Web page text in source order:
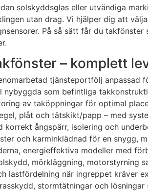
solskyddsglas eller utvändiga
utan drag. Vi hjälper dig att
På så sätt får du
– komplett
tjänsteportfölj anpassad
nybyggda som befintliga
av taköppningar för optimal
plåt och tätskikt/papp – med
ångspärr, isolering och
och karminklädnad för en snygg,
energieffektiva modeller med
mörkläggning, motorstyrning
lastfördelning när ingreppet kräver
stormtätningar och